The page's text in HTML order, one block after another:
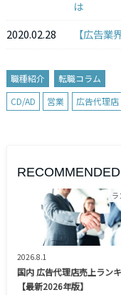
は
2020.02.28
【広告
職種紹介
転職コラム
CD/AD
営業 広告代理店
RECOMMENDED
2026.8.1
国内 広告代理店売上ラン
【最新2026年版】